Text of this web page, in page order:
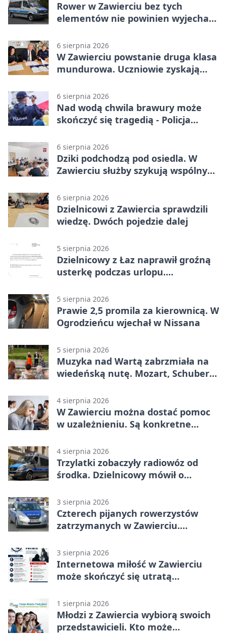
Rower w Zawierciu bez tych
elementów nie powinien wyjechać
6 sierpnia 2026
W Zawierciu powstanie druga klasa
mundurowa. Uczniowie zyskają
6 sierpnia 2026
Nad wodą chwila brawury może
skończyć się tragedią - Policja
6 sierpnia 2026
Dziki podchodzą pod osiedla. W
Zawierciu służby szykują wspólny
6 sierpnia 2026
Dzielnicowi z Zawiercia sprawdzili
wiedzę. Dwóch pojedzie dalej
5 sierpnia 2026
Dzielnicowy z Łaz naprawił groźną
usterkę podczas urlopu.
5 sierpnia 2026
Prawie 2,5 promila za kierownicą. W
Ogrodzieńcu wjechał w Nissana
5 sierpnia 2026
Muzyka nad Wartą zabrzmiała na
wiedeńską nutę. Mozart, Schubert i
4 sierpnia 2026
W Zawierciu można dostać pomoc
w uzależnieniu. Są konkretne
4 sierpnia 2026
Trzylatki zobaczyły radiowóz od
środka. Dzielnicowy mówił o
3 sierpnia 2026
Czterech pijanych rowerzystów
zatrzymanych w Zawierciu.
3 sierpnia 2026
Internetowa miłość w Zawierciu
może skończyć się utratą
1 sierpnia 2026
Młodzi z Zawiercia wybiorą swoich
przedstawicieli. Kto może